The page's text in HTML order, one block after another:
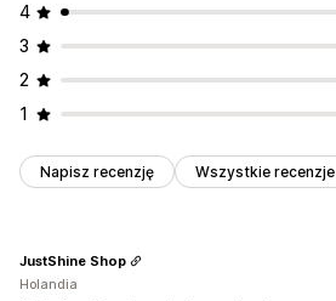
4
3
2
1
Napisz recenzję Wszystkie recenzje
JustShine Shop
Holandia